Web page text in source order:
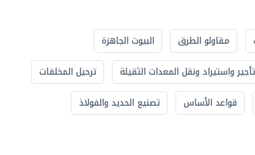
مقاولو الطرق
البيوت الجاهزة
واستيراد ونقل المعدات الثقيلة
ترحيل المخلفات
قواعد الأساس
تصنيع الحديد والفولاذ